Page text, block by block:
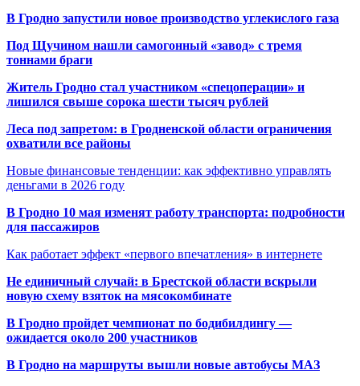
В Гродно запустили новое производство углекислого газа
Под Щучином нашли самогонный «завод» с тремя
тоннами браги
Житель Гродно стал участником «спецоперации» и
лишился свыше сорока шести тысяч рублей
Леса под запретом: в Гродненской области ограничения
охватили все районы
Новые финансовые тенденции: как эффективно управлять
деньгами в 2026 году
В Гродно 10 мая изменят работу транспорта: подробности
для пассажиров
Как работает эффект «первого впечатления» в интернете
Не единичный случай: в Брестской области вскрыли
новую схему взяток на мясокомбинате
В Гродно пройдет чемпионат по бодибилдингу —
ожидается около 200 участников
В Гродно на маршруты вышли новые автобусы МАЗ